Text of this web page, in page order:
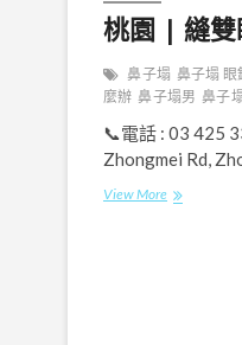
桃園 | 縫
鼻子塌 鼻子塌 眼
麼辦 鼻子塌男 鼻子
📞電話 : 03 425
Zhongmei Rd,
View More桃